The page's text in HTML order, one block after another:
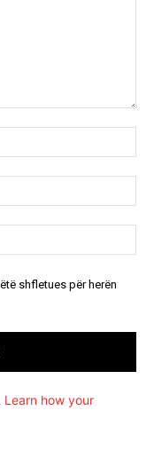
shfletues për herën
Learn how your